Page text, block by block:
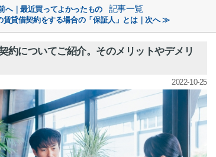
へ｜最近買ってよかったもの 記事一覧
賃貸借契約をする場合の「保証人」とは｜次へ ≫
約についてご紹介。そのメリットやデメリ
2022-10-25